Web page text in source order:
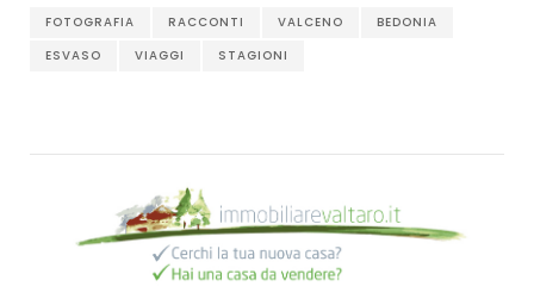
FOTOGRAFIA RACCONTI VALCENO
BEDONIA
ESVASO
VIAGGI STAGIONI